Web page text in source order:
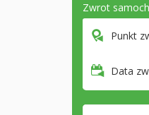
Zwrot
Punkt
Data